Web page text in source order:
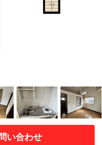
い合わせ